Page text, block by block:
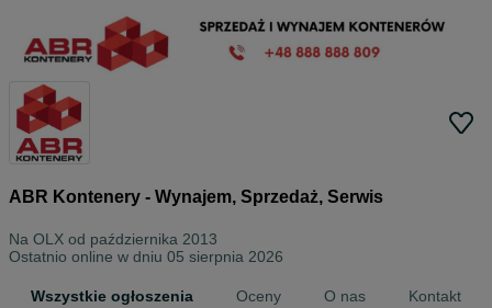
ABR Kontenery - Wynajem, Sprzedaż, Serwis
Na OLX od października 2013
Ostatnio online w dniu 05 sierpnia 2026
Wszystkie ogłoszenia Oceny O nas Kontakt